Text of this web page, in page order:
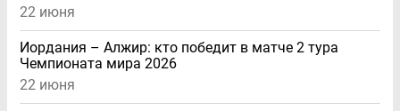
22 июня
Иордания – Алжир: кто победит в матче 2 тура
Чемпионата мира 2026
22 июня